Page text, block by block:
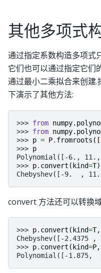
其他多项式
通过指定系数构造多项式
它们也可以通过指定它们
通过最小二乘拟合来创建
下演示了其他方法:
>>> from
>>> from
>>> p = P. fromroots ([
>>> p
Polynomial([-6.,
>>> p. convert (kind=T)
Chebyshev([-9.  ,
convert 方法还可以转换
>>> p. convert ( kind=T,
Chebyshev([-
>>> p. convert ( kind=P,
Polynomial([-